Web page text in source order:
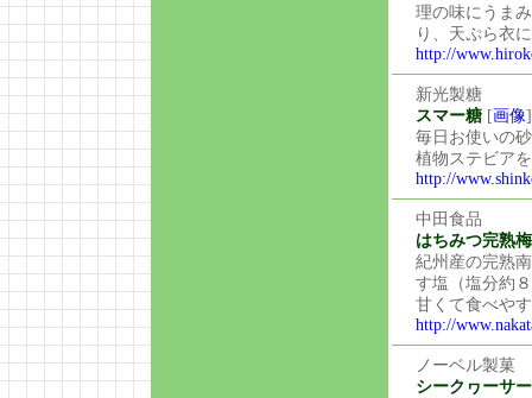
理の味にうま
り、天ぷら衣
http://
新光製糖
スマー糖 [画像]
毎日お使いの
植物ステビア
http://
中田食品
はちみつ完熟梅
紀州産の完熟
す塩（塩分約
甘くて食べや
http://
ノーベル製菓
シークヮーサ